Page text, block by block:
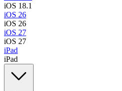
iOS 18.1
iOS 26
iOS 26
iOS 27
iOS 27
iPad
iPad